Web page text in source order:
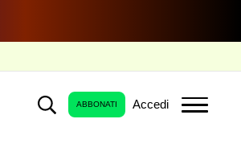
ABBONATI Accedi